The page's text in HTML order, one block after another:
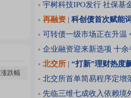
涨跌幅
宇树科技IPO发行 社保基
再融资 | 科创债首次赋能
可转债一级市场正在升温
企业融资迎来新选项 十
北交所 | “打新”理财热度
北交所首单简易程序定增
先临三维七成收入依赖境